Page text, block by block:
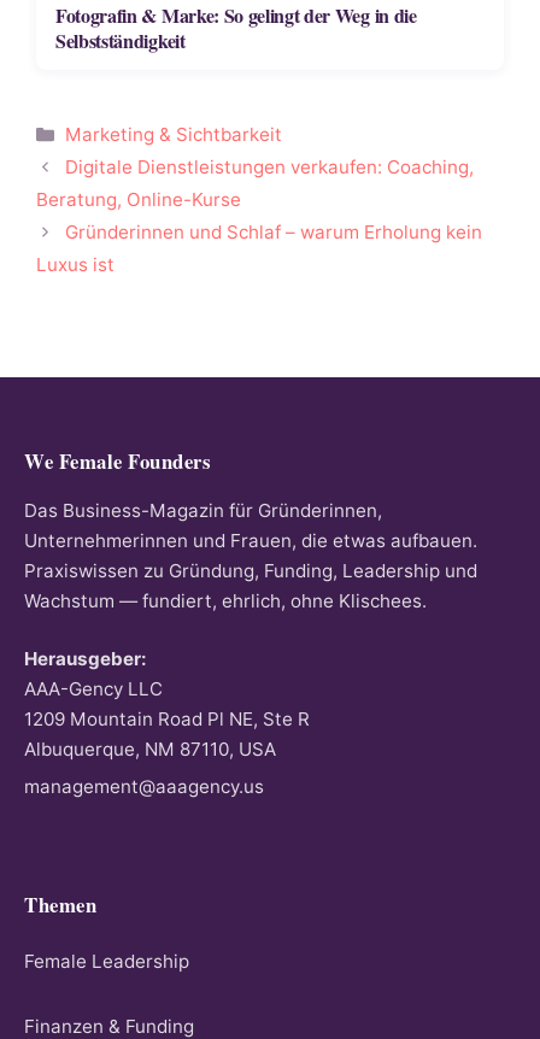
Fotografin & Marke: So gelingt der Weg in die
Selbstständigkeit
Kategorien
Marketing & Sichtbarkeit
Digitale Dienstleistungen verkaufen: Coaching,
Beratung, Online-Kurse
Gründerinnen und Schlaf – warum Erholung kein
Luxus ist
We Female Founders
Das Business-Magazin für Gründerinnen,
Unternehmerinnen und Frauen, die etwas aufbauen.
Praxiswissen zu Gründung, Funding, Leadership und
Wachstum — fundiert, ehrlich, ohne Klischees.
Herausgeber:
AAA-Gency LLC
1209 Mountain Road Pl NE, Ste R
Albuquerque, NM 87110, USA
management@aaagency.us
Themen
Female Leadership
Finanzen & Funding